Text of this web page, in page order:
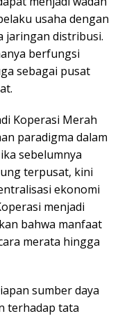
usaha dengan
jaringan distribusi.
berfungsi
sebagai pusat
Koperasi Merah
paradigma dalam
sebelumnya
terpusat, kini
ekonomi
menjadi
bahwa manfaat
merata hingga
sumber daya
terhadap tata